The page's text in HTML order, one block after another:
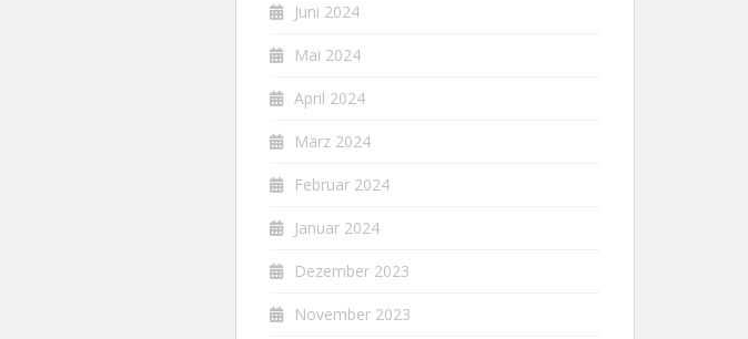
Juni 2024
Mai 2024
April 2024
März 2024
Februar 2024
Januar 2024
Dezember 2023
November 2023